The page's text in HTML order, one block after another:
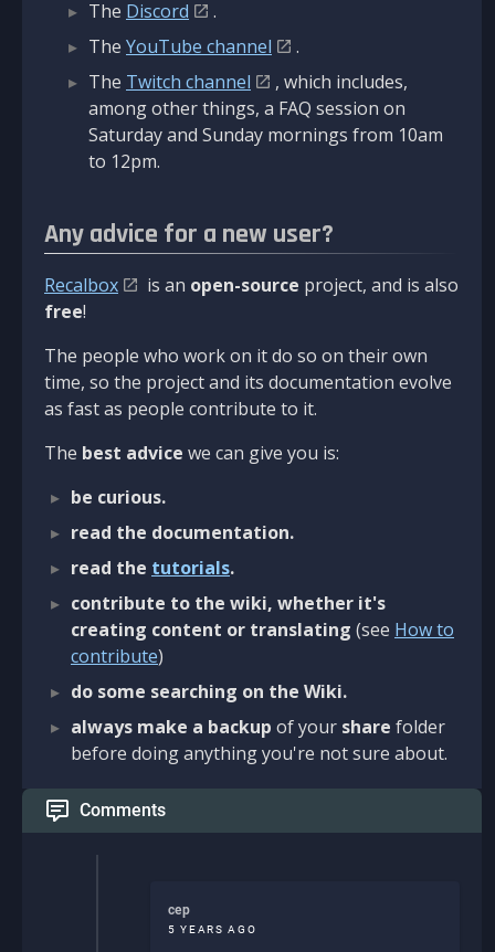
The Discord
.
The YouTube channel
.
The Twitch channel
, which includes,
among other things, a FAQ session on
Saturday and Sunday mornings from 10am
to 12pm.
Any advice for a new user?
Recalbox is an open-source project, and is also
free!
The people who work on it do so on their own
time, so the project and its documentation evolve
as fast as people contribute to it.
The best advice we can give you is:
be curious.
read the documentation.
read the tutorials.
contribute to the wiki, whether it's
creating content or translating (see How to
contribute)
do some searching on the Wiki.
always make a backup of your share folder
before doing anything you're not sure about.
Comments
cep
5 YEARS AGO